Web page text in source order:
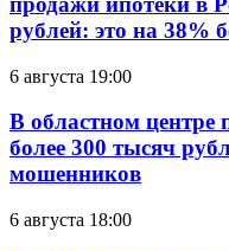
рублей: это на 38%
6 августа 19:00
В областном центре
более 300 тысяч
мошенников
6 августа 18:00